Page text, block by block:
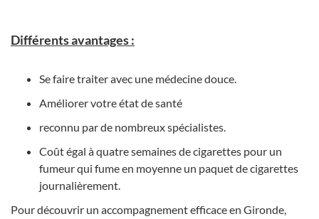
Différents avantages :
Se faire traiter avec une médecine douce.
Améliorer votre état de santé
reconnu par de nombreux spécialistes.
Coût égal à quatre semaines de cigarettes pour un
fumeur qui fume en moyenne un paquet de cigarettes
journalièrement.
Pour découvrir un accompagnement efficace en Gironde,